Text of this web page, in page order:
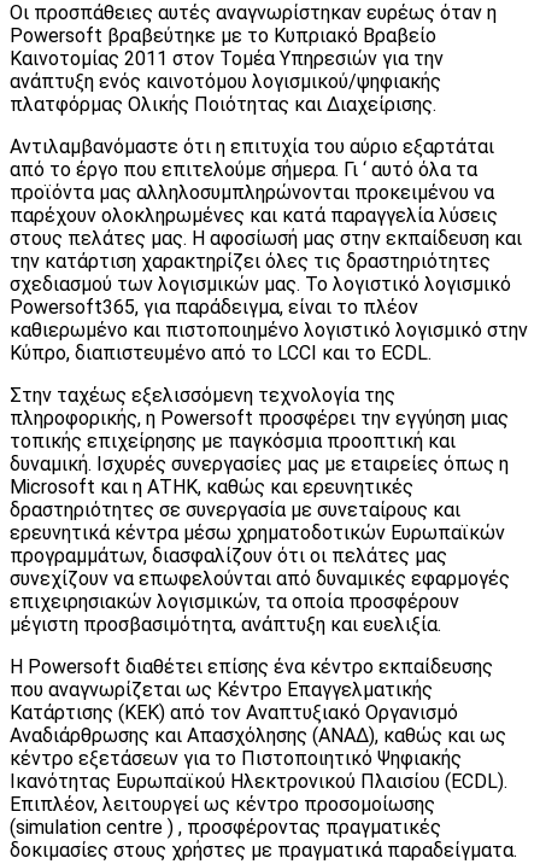
Οι προσπάθειες αυτές αναγνωρίστηκαν ευρέως όταν η
Powersoft βραβεύτηκε με το Κυπριακό Βραβείο
Καινοτομίας 2011 στον Τομέα Υπηρεσιών για την
ανάπτυξη ενός καινοτόμου λογισμικού/ψηφιακής
πλατφόρμας Ολικής Ποιότητας και Διαχείρισης.
Αντιλαμβανόμαστε ότι η επιτυχία του αύριο εξαρτάται
από το έργο που επιτελούμε σήμερα. Γι ‘ αυτό όλα τα
προϊόντα μας αλληλοσυμπληρώνονται προκειμένου να
παρέχουν ολοκληρωμένες και κατά παραγγελία λύσεις
στους πελάτες μας. Η αφοσίωσή μας στην εκπαίδευση και
την κατάρτιση χαρακτηρίζει όλες τις δραστηριότητες
σχεδιασμού των λογισμικών μας. Το λογιστικό λογισμικό
Powersoft365, για παράδειγμα, είναι το πλέον
καθιερωμένο και πιστοποιημένο λογιστικό λογισμικό στην
Κύπρο, διαπιστευμένο από το LCCI και το ECDL.
Στην ταχέως εξελισσόμενη τεχνολογία της
πληροφορικής, η Powersoft προσφέρει την εγγύηση μιας
τοπικής επιχείρησης με παγκόσμια προοπτική και
δυναμική. Ισχυρές συνεργασίες μας με εταιρείες όπως η
Microsoft και η ΑΤΗΚ, καθώς και ερευνητικές
δραστηριότητες σε συνεργασία με συνεταίρους και
ερευνητικά κέντρα μέσω χρηματοδοτικών Ευρωπαϊκών
προγραμμάτων, διασφαλίζουν ότι οι πελάτες μας
συνεχίζουν να επωφελούνται από δυναμικές εφαρμογές
επιχειρησιακών λογισμικών, τα οποία προσφέρουν
μέγιστη προσβασιμότητα, ανάπτυξη και ευελιξία.
Η Powersoft διαθέτει επίσης ένα κέντρο εκπαίδευσης
που αναγνωρίζεται ως Κέντρο Επαγγελματικής
Κατάρτισης (ΚΕΚ) από τον Αναπτυξιακό Οργανισμό
Αναδιάρθρωσης και Απασχόλησης (ΑΝΑΔ), καθώς και ως
κέντρο εξετάσεων για το Πιστοποιητικό Ψηφιακής
Ικανότητας Ευρωπαϊκού Ηλεκτρονικού Πλαισίου (ECDL).
Επιπλέον, λειτουργεί ως κέντρο προσομοίωσης
(simulation centre ) , προσφέροντας πραγματικές
δοκιμασίες στους χρήστες με πραγματικά παραδείγματα.